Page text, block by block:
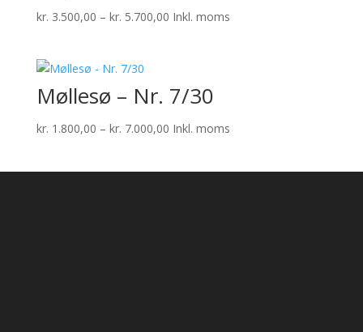
kr. 3.500,00 – kr. 5.700,00Prisinterval:
Inkl. moms
Møllesø – Nr. 7/30
kr. 1.800,00 – kr. 7.000,00Prisinterval:
Inkl. moms